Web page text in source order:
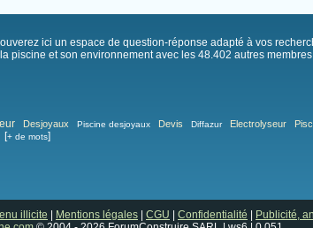
ici un espace de question-réponse adapté à vos
piscine et son environnement avec les 48.402 autres membres
Desjoyaux Piscine desjoyaux Devis Diffazur Electrolyseur
[+ de mots]
illicite Mentions légales CGU Confidentialité
Publicité,